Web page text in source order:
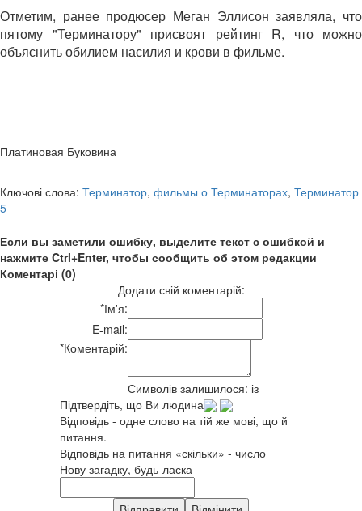
Отметим, ранее продюсер Меган Эллисон заявляла, что
пятому "Терминатору" присвоят рейтинг R, что можно
объяснить обилием насилия и крови в фильме.
Платиновая Буковина
Ключові слова: Терминатор, фильмы о Терминаторах, Терминатор
5
Если вы заметили ошибку, выделите текст с ошибкой и
нажмите Ctrl+Enter, чтобы сообщить об этом редакции
Коментарі (0)
Додати свій коментарій:
*Ім'я:
E-mail:
*Коментарій:
Символів залишилося: із
Підтвердіть, що Ви людина
Відповідь - одне слово на тій же мові, що й
питання.
Відповідь на питання «скільки» - число
Нову загадку, будь-ласка